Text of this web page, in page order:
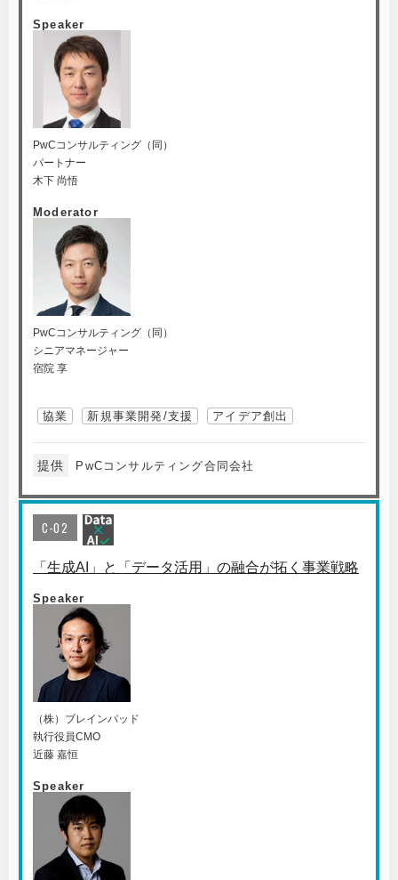
Speaker
PwCコンサルティング（同）
パートナー
木下 尚悟
Moderator
PwCコンサルティング（同）
シニアマネージャー
宿院 享
協業 新規事業開発/支援 アイデア創出
提供 PwCコンサルティング合同会社
C-02
「生成AI」と「データ活用」の融合が拓く事業戦略
Speaker
（株）ブレインパッド
執行役員CMO
近藤 嘉恒
Speaker